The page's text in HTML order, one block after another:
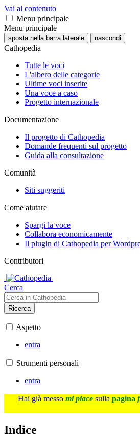
Vai al contenuto
Menu principale
Menu principale
sposta nella barra laterale nascondi
Cathopedia
Tutte le voci
L'albero delle categorie
Ultime voci inserite
Una voce a caso
Progetto internazionale
Documentazione
Il progetto di Cathopedia
Domande frequenti sul progetto
Guida alla consultazione
Comunità
Siti suggeriti
Come aiutare
Spargi la voce
Collabora economicamente
Il plugin di Cathopedia per
Contributori
Cerca
Ricerca
Aspetto
entra
Strumenti personali
entra
Hai già messo mi piace sulla pagina
Indice